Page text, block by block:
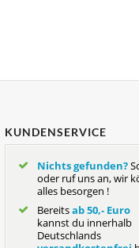
KUNDENSERVICE
Nichts gefunden?
oder ruf uns an, wir
alles besorgen !
Bereitsab 50,- Euro
kannst du innerhalb
Deutschlands